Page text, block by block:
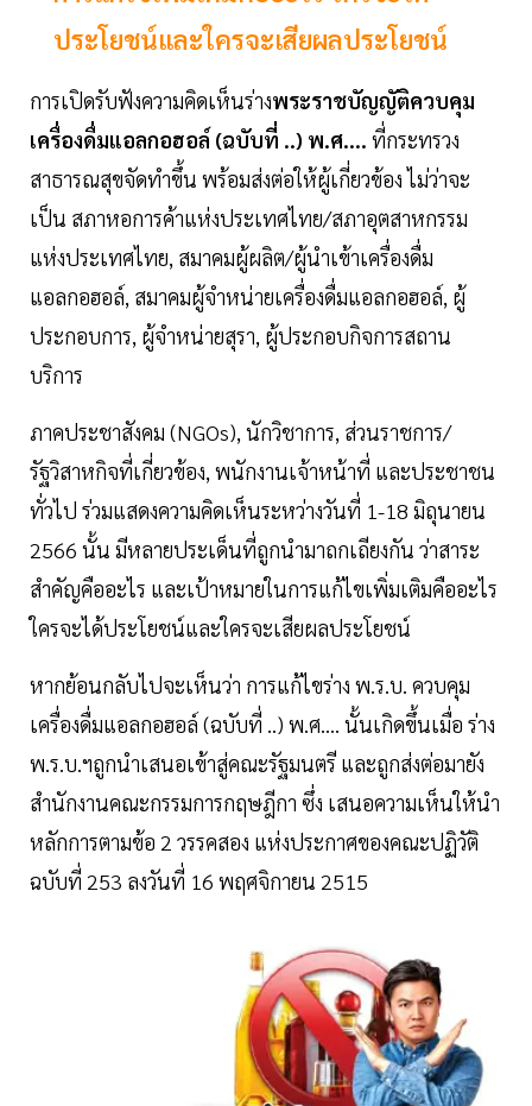
ประโยชน์และใครจะเสียผลประโยชน์
การเปิดรับฟังความคิดเห็นร่างพระราชบัญญัติควบคุม
เครื่องดื่มแอลกอฮอล์ (ฉบับที่ ..) พ.ศ.... ที่กระทรวง
สาธารณสุขจัดทำขึ้น พร้อมส่งต่อให้ผู้เกี่ยวข้อง ไม่ว่าจะ
เป็น สภาหอการค้าแห่งประเทศไทย/สภาอุตสาหกรรม
แห่งประเทศไทย, สมาคมผู้ผลิต/ผู้นำเข้าเครื่องดื่ม
แอลกอฮอล์, สมาคมผู้จำหน่ายเครื่องดื่มแอลกอฮอล์, ผู้
ประกอบการ, ผู้จำหน่ายสุรา, ผู้ประกอบกิจการสถาน
บริการ
ภาคประชาสังคม (NGOs), นักวิชาการ, ส่วนราชการ/
รัฐวิสาหกิจที่เกี่ยวข้อง, พนักงานเจ้าหน้าที่ และประชาชน
ทั่วไป ร่วมแสดงความคิดเห็นระหว่างวันที่ 1-18 มิถุนายน
2566 นั้น มีหลายประเด็นที่ถูกนำมาถกเถียงกัน ว่าสาระ
สำคัญคืออะไร และเป้าหมายในการแก้ไขเพิ่มเติมคืออะไร
ใครจะได้ประโยชน์และใครจะเสียผลประโยชน์
หากย้อนกลับไปจะเห็นว่า การแก้ไขร่าง พ.ร.บ. ควบคุม
เครื่องดื่มแอลกอฮอล์ (ฉบับที่ ..) พ.ศ.... นั้นเกิดขึ้นเมื่อ ร่าง
พ.ร.บ.ฯถูกนำเสนอเข้าสู่คณะรัฐมนตรี และถูกส่งต่อมายัง
สำนักงานคณะกรรมการกฤษฎีกา ซึ่ง เสนอความเห็นให้นำ
หลักการตามข้อ 2 วรรคสอง แห่งประกาศของคณะปฏิวัติ
ฉบับที่ 253 ลงวันที่ 16 พฤศจิกายน 2515